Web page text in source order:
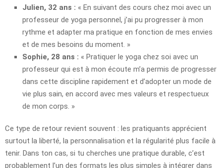
Julien, 32 ans : « En suivant des cours chez moi avec un
professeur de yoga personnel, j’ai pu progresser à mon
rythme et adapter ma pratique en fonction de mes envies
et de mes besoins du moment. »
Sophie, 28 ans : « Pratiquer le yoga chez soi avec un
professeur qui est à mon écoute m’a permis de progresser
dans cette discipline rapidement et d’adopter un mode de
vie plus sain, en accord avec mes valeurs et respectueux
de mon corps. »
Ce type de retour revient souvent : les pratiquants apprécient
surtout la liberté, la personnalisation et la régularité plus facile à
tenir. Dans ton cas, si tu cherches une pratique durable, c’est
probablement l’un des formats les plus simples à intégrer dans